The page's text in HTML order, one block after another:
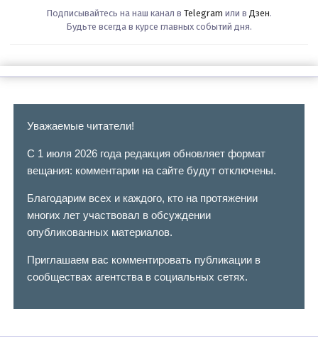
Подписывайтесь на наш канал в Telegram или в Дзен.
Будьте всегда в курсе главных событий дня.
Уважаемые читатели!
С 1 июля 2026 года редакция обновляет формат
вещания: комментарии на сайте будут отключены.
Благодарим всех и каждого, кто на протяжении
многих лет участвовал в обсуждении
опубликованных материалов.
Приглашаем вас комментировать публикации в
сообществах агентства в социальных сетях.